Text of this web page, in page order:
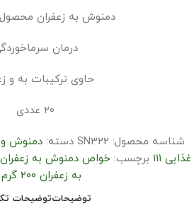
دمنوش به زعفران محصول
درمان
حاوی ترکیبات به و
20 عددی
شناسه محصول: SN322 دسته: دمنوش
غذایی 111
برچسب: خواص دمنوش به زعفران 200 گرم 111
به زعفران 200 گرم 111
توضیحاتتوضیحات